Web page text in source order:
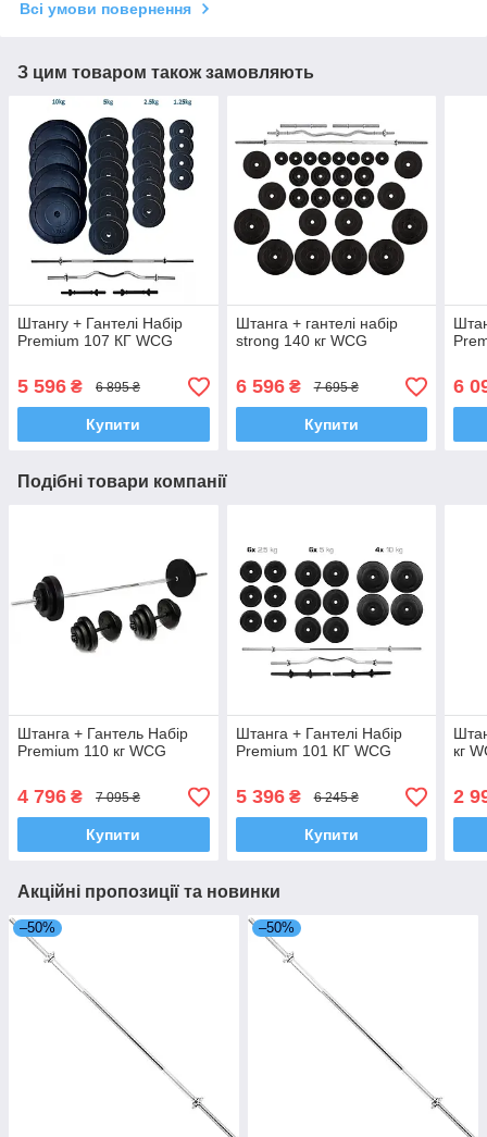
Всі умови повернення
З цим товаром також замовляють
Штангу + Гантелі Набір
Premium 107 КГ WCG
5 596 ₴ 6 895 ₴
Купити
Штанга + гантелі набір
strong 140 кг WCG
6 596₴ 7 695 ₴
Купити
6
Подібні товари компанії
Штанга + Гантель Набір
Premium 110 кг WCG
4 796 ₴ 7 095 ₴
Купити
Штанга + Гантелі Набір
Premium 101 КГ WCG
5 396₴ 6 245 ₴
Купити
кг
2
Акційні пропозиції та новинки
–50% –50%